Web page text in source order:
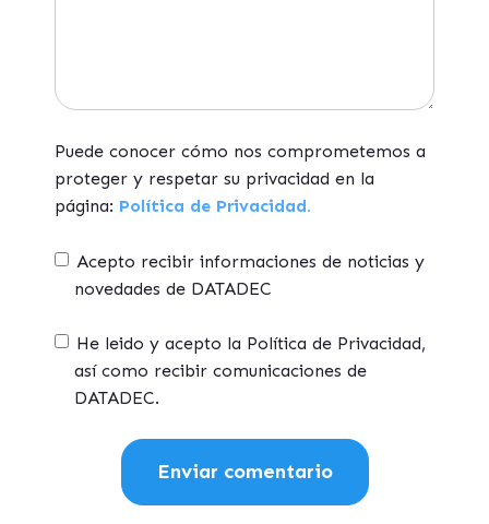
Puede conocer cómo nos comprometemos a
proteger y respetar su privacidad en la
página: Política de Privacidad.
Acepto recibir informaciones de noticias y
novedades de DATADEC
He leido y acepto la Política de Privacidad,
así como recibir comunicaciones de
DATADEC.